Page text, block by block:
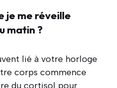
je me réveille
matin ?
lié à votre horloge
corps commence
du cortisol pour